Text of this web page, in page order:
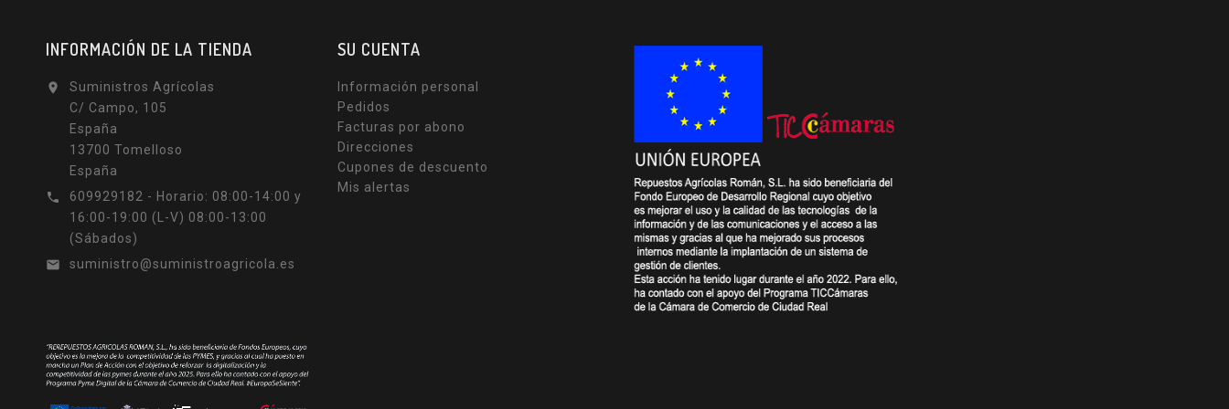
INFORMACIÓN DE LA TIENDA

Suministros Agrícolas
C/ Campo, 105
España
13700 Tomelloso
España

609929182 - Horario: 08:00-14:00 y
16:00-19:00 (L-V) 08:00-13:00
(Sábados)

suministro@suministroagricola.es
SU CUENTA
Información personal
Pedidos
Facturas por abono
Direcciones
Cupones de descuento
Mis alertas